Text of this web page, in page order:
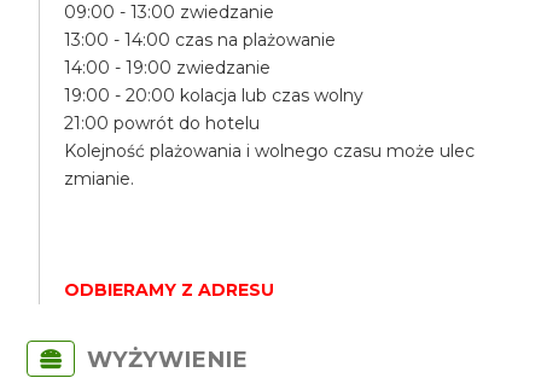
09:00 - 13:00 zwiedzanie
13:00 - 14:00 czas na plażowanie
14:00 - 19:00 zwiedzanie
19:00 - 20:00 kolacja lub czas wolny
21:00 powrót do hotelu
Kolejność plażowania i wolnego czasu może ulec
zmianie.
ODBIERAMY Z ADRESU
WYŻYWIENIE